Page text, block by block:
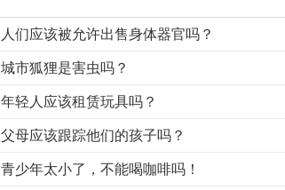
人们应该被允许出售身体器官吗？
城市狐狸是害虫吗？
年轻人应该租赁玩具吗？
父母应该跟踪他们的孩子吗？
青少年太小了，不能喝咖啡吗！